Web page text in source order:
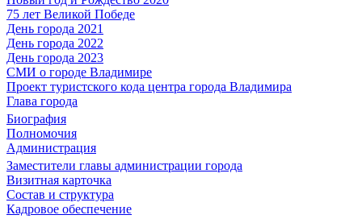
75 лет Великой Победе
День города 2021
День города 2022
День города 2023
СМИ о городе Владимире
Проект туристского кода центра города Владимира
Глава города
Биография
Полномочия
Администрация
Заместители главы администрации города
Визитная карточка
Состав и структура
Кадровое обеспечение